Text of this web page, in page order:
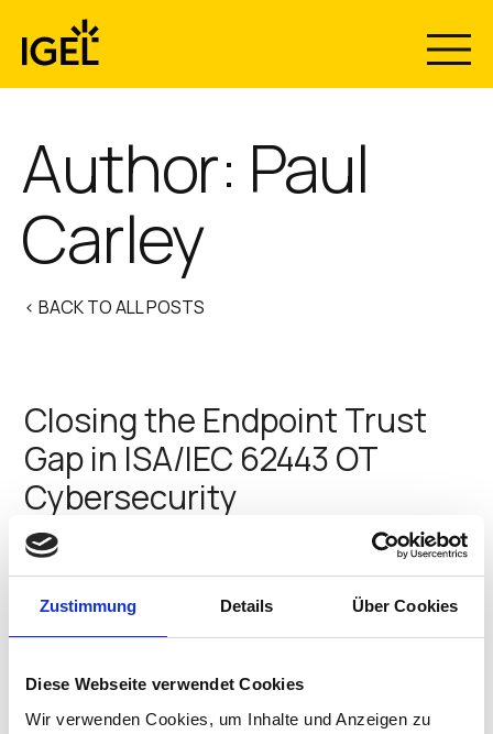
Zustimmung Details Über Cookies
Diese Webseite verwendet Cookies
Wir verwenden Cookies, um Inhalte und Anzeigen zu
content
Author: Paul
Carley
< BACK TO ALL POSTS
Closing the Endpoint Trust
Gap in ISA/IEC 62443 OT
Cybersecurity
Operational technology environments are changing
systems, enabling more remote access, digitizing
workflows, and modernizing the edge in OT operations.
That modernization creates value, but it also increases
healthcare, pharmaceutical…
Paul Carley June 30, 2026